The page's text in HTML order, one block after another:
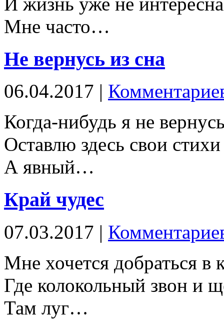
Мне часто…
Не вернусь из сна
06.04.2017 |
Когда-нибудь я не
Оставлю здесь свои
А явный…
Край чудес
07.03.2017 |
Мне хочется добраться в
Где колокольный звон и
Там луг…